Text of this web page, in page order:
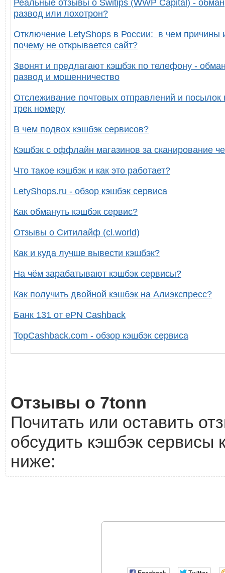
Реальные отзывы о Switips (WWP Capital) -
развод или лохотрон?
Отключение LetyShops в России: в чем причины
почему не открывается сайт?
Звонят и предлагают кэшбэк по телефону -
развод и мошенничество
Отслеживание почтовых отправлений и посылок
трек номеру
В чем подвох кэшбэк сервисов?
Кэшбэк с оффлайн магазинов за сканирование
Что такое кэшбэк и как это работает?
LetyShops.ru - обзор кэшбэк сервиса
Как обмануть кэшбэк сервис?
Отзывы о Ситилайф (cl.world)
Как и куда лучше вывести кэшбэк?
На чём зарабатывают кэшбэк сервисы?
Как получить двойной кэшбэк на Алиэкспресс?
Банк 131 от ePN Cashback
TopCashback.com - обзор кэшбэк сервиса
Отзывы о 7tonn
Почитать или оставить
обсудить кэшбэк сервисы
ниже: